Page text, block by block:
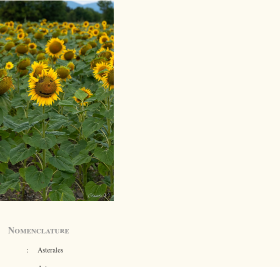
Nomenclature
: Asterales